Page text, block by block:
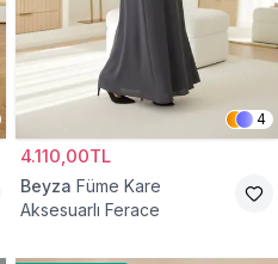
4
4.110,00TL
Beyza Füme Kare
Aksesuarlı Ferace